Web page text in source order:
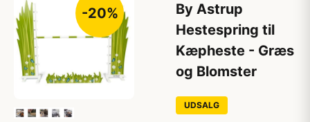
-20%
By Astrup
Hestespring til
Kæpheste - Græs
og Blomster
UDSALG